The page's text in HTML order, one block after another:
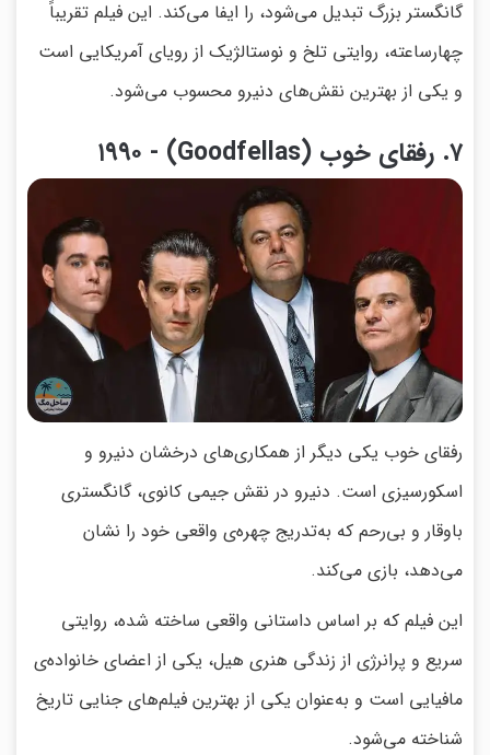
گانگستر بزرگ تبدیل می‌شود، را ایفا می‌کند. این فیلم تقریباً
چهارساعته، روایتی تلخ و نوستالژیک از رویای آمریکایی است
و یکی از بهترین نقش‌های دنیرو محسوب می‌شود.
۷. رفقای خوب (Goodfellas) - ۱۹۹۰
رفقای خوب یکی دیگر از همکاری‌های درخشان دنیرو و
اسکورسیزی است. دنیرو در نقش جیمی کانوی، گانگستری
باوقار و بی‌رحم که به‌تدریج چهره‌ی واقعی خود را نشان
می‌دهد، بازی می‌کند.
این فیلم که بر اساس داستانی واقعی ساخته شده، روایتی
سریع و پرانرژی از زندگی هنری هیل، یکی از اعضای خانواده‌ی
مافیایی است و به‌عنوان یکی از بهترین فیلم‌های جنایی تاریخ
شناخته می‌شود.